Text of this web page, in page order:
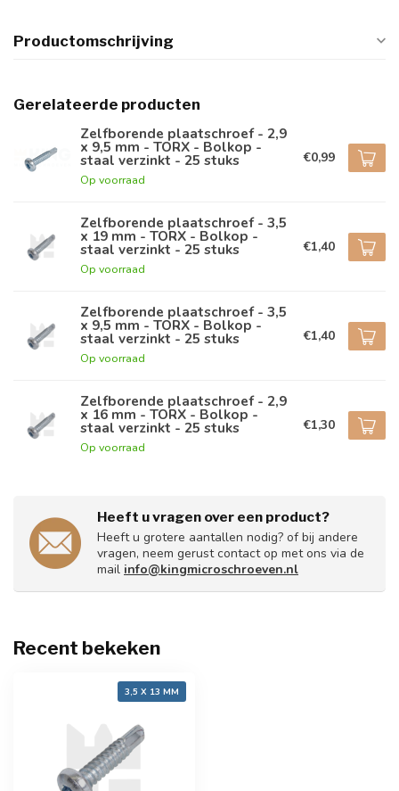
Productomschrijving
Gerelateerde producten
Zelfborende plaatschroef - 2,9
x 9,5 mm - TORX - Bolkop -
staal verzinkt - 25 stuks
Op voorraad
€0,99
Zelfborende plaatschroef - 3,5
x 19 mm - TORX - Bolkop -
staal verzinkt - 25 stuks
Op voorraad
€1,40
Zelfborende plaatschroef - 3,5
x 9,5 mm - TORX - Bolkop -
staal verzinkt - 25 stuks
Op voorraad
€1,40
Zelfborende plaatschroef - 2,9
x 16 mm - TORX - Bolkop -
staal verzinkt - 25 stuks
Op voorraad
€1,30
Heeft u vragen over een product?
Heeft u grotere aantallen nodig? of bij andere
vragen, neem gerust contact op met ons via de
mail info@kingmicroschroeven.nl
Recent bekeken
3,5 X 13 MM